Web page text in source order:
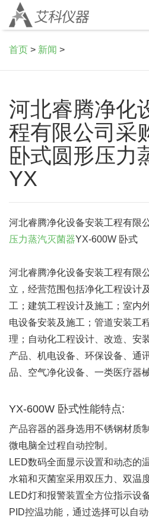
首页 > 新闻 >
河北睿腾净化
程有限公司采
卧式圆形压力
YX
河北睿腾净化设备安装工程有限
压力蒸汽灭菌器YX-600W 卧式
河北睿腾净化设备安装工程有限
立，经营范围包括净化工程设计
工；建筑工程设计及施工；室内
电设备安装及施工；管道安装工
理；自动化工程设计、改造、安
产品、机电设备、环保设备、通
品、空气净化设备、一类医疗器
YX-600W 卧式性能特点:
产品容器的器身选用不锈钢材质
微电脑全过程自动控制。
LED数码全面显示设置和动态的
水箱和灭菌室采用双压力、双温
LED灯和报警装置全方位指示设
PID控温功能，通过选择可以自